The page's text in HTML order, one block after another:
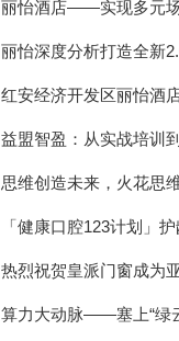
丽怡酒店——实现多元
丽怡深度分析打造全新
红安经济开发区丽怡酒
益盟智盈：从实战培训
思维创造未来，火花思
「健康口腔123计划」
热烈祝贺皇派门窗成为
算力大动脉——塞上“绿